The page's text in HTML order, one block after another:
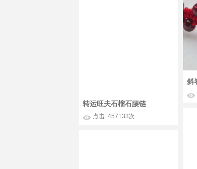
转运旺夫石榴石腰链
点击: 457133次